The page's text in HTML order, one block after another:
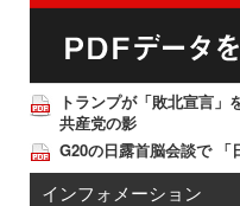
トランプが「敗北宣言」
共産党の影
G20の日露首脳会談で 「
インフォメーション